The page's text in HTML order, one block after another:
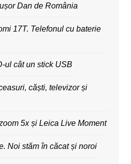
Dan de România
17T. Telefonul cu baterie
ul cât un stick USB
căști, televizor și
5x și Leica Live Moment
Noi stăm în căcat și noroi